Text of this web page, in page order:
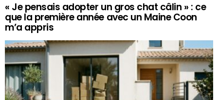
« Je pensais adopter un gros chat câlin » : ce
que la première année avec un Maine Coon
m’a appris